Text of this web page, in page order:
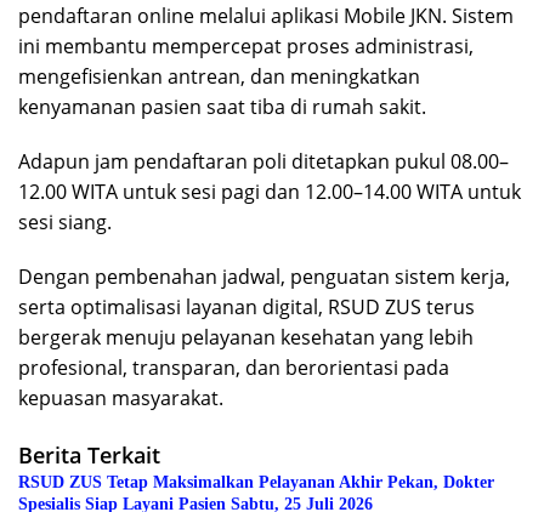
pendaftaran online melalui aplikasi Mobile JKN. Sistem
ini membantu mempercepat proses administrasi,
mengefisienkan antrean, dan meningkatkan
kenyamanan pasien saat tiba di rumah sakit.
Adapun jam pendaftaran poli ditetapkan pukul 08.00–
12.00 WITA untuk sesi pagi dan 12.00–14.00 WITA untuk
sesi siang.
Dengan pembenahan jadwal, penguatan sistem kerja,
serta optimalisasi layanan digital, RSUD ZUS terus
bergerak menuju pelayanan kesehatan yang lebih
profesional, transparan, dan berorientasi pada
kepuasan masyarakat.
Berita Terkait
RSUD ZUS Tetap Maksimalkan Pelayanan Akhir Pekan, Dokter
Spesialis Siap Layani Pasien Sabtu, 25 Juli 2026